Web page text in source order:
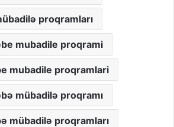
proqramları
mubadile proqrami
mubadile proqramlari
mübadilə proqramı
mübadilə proqramları